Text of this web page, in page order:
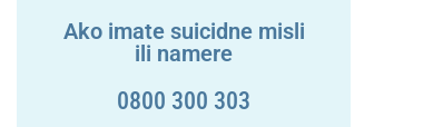
Ako imate suicidne misli
ili namere
0800 300 303